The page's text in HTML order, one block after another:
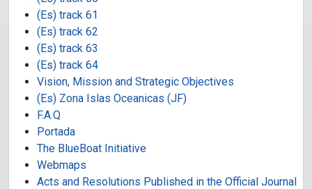
(Es) track 61
(Es) track 62
(Es) track 63
(Es) track 64
Vision, Mission and Strategic Objectives
(Es) Zona Islas Oceanicas (JF)
F.A.Q
Portada
The BlueBoat Initiative
Webmaps
Acts and Resolutions Published in the Official Journal